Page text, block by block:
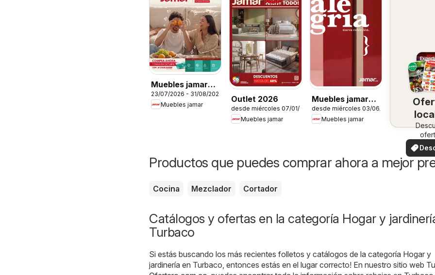
Muebles jamar
Feria del crédito
23/07/2026 - 31/08/2026
Muebles jamar
Outlet 2026
desde miércoles 07/01/2026
Muebles jamar
Muebles jamar
catálogo
desde miércoles 03/06/2026
Muebles jamar
Productos que puedes comprar ahora a mejor
Cocina Mezclador Cortador
Catálogos y ofertas en la categoría Hogar y
Turbaco
Si estás buscando los más recientes folletos y catálogos de la categoría Hogar y
jardinería en Turbaco, entonces estás en el lugar correcto! En nuestro sitio web